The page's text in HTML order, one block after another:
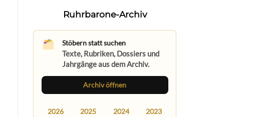
Ruhrbarone-Archiv
Stöbern statt suchen
Texte, Rubriken, Dossiers und
Jahrgänge aus dem Archiv.
Archiv öffnen
2026 2025 2024 2023